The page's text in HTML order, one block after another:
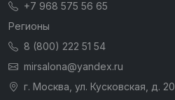
+7 968 575 56 65
Регионы
8 (800) 222 51 54
mirsalona@yandex.ru
г. Москва, ул. Кусковская, д. 20